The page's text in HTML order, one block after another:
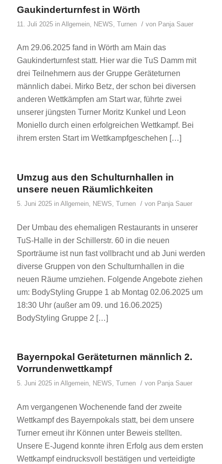
Gaukinderturnfest in Wörth
11. Juli 2025 in Allgemein, NEWS Turnen / von Panja Sauer
Am 29.06.2025 fand in Wörth am Main das
Gaukinderturnfest statt. Hier war die TuS Damm mit
drei Teilnehmern aus der Gruppe Geräteturnen
männlich dabei. Mirko Betz, der schon bei diversen
anderen Wettkämpfen am Start war, führte zwei
unserer jüngsten Turner Moritz Kunkel und Leon
Moniello durch einen erfolgreichen Wettkampf. Bei
ihrem ersten Start im Wettkampfgeschehen […]
Umzug aus den Schulturnhallen in
unsere neuen Räumlichkeiten
5. Juni 2025 in Allgemein, NEWS, Turnen / von Panja Sauer
Der Umbau des ehemaligen Restaurants in unserer
TuS-Halle in der Schillerstr. 60 in die neuen
Sporträume ist nun fast vollbracht und ab Juni werden
diverse Gruppen von den Schulturnhallen in die
neuen Räume umziehen. Folgende Angebote ziehen
um: BodyStyling Gruppe 1 ab Montag 02.06.2025 um
18:30 Uhr (außer am 09. und 16.06.2025)
BodyStyling Gruppe 2 […]
Bayernpokal Geräteturnen männlich 2.
Vorrundenwettkampf
5. Juni 2025 in Allgemein, NEWS, Turnen / von Panja Sauer
Am vergangenen Wochenende fand der zweite
Wettkampf des Bayernpokals statt, bei dem unsere
Turner erneut ihr Können unter Beweis stellten.
Unsere E-Jugend konnte ihren Erfolg aus dem ersten
Wettkampf eindrucksvoll bestätigen und verteidigte